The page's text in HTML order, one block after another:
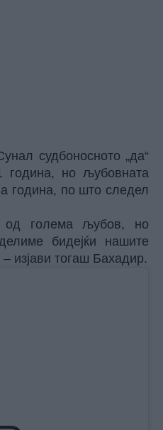
судбоносното „да“
година, но љубовната
година, по што следел
голема љубов, но
бидејќи нашите
изјави тогаш Бахадир.